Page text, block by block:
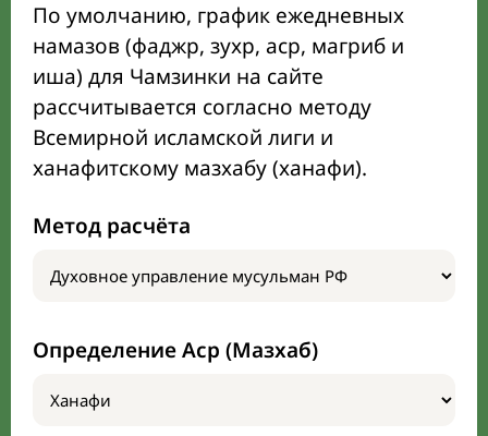
По умолчанию, график ежедневных
намазов (фаджр, зухр, аср, магриб и
иша) для Чамзинки на сайте
рассчитывается согласно методу
Всемирной исламской лиги и
ханафитскому мазхабу (ханафи).
Метод расчёта
Определение Аср (Мазхаб)